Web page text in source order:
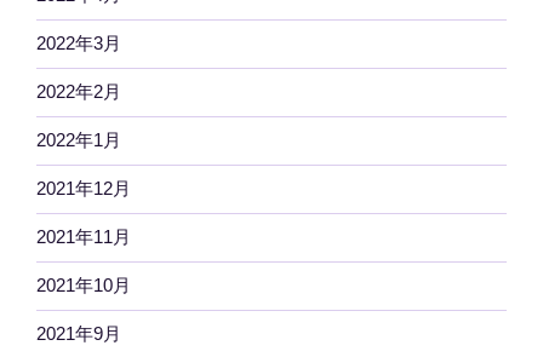
2022年3月
2022年2月
2022年1月
2021年12月
2021年11月
2021年10月
2021年9月